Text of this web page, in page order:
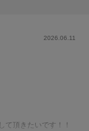
2026.06.11
て頂きたいです！！